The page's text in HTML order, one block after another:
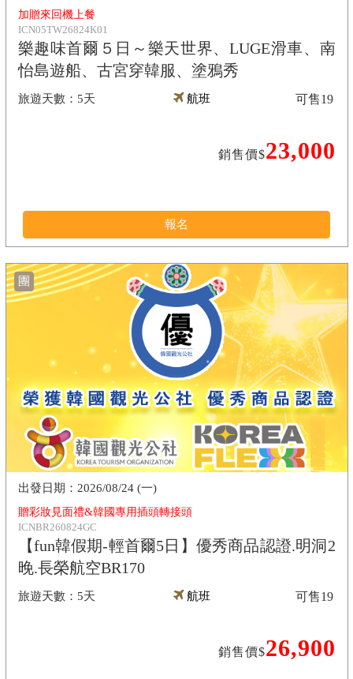
加贈來回機上餐
ICN05TW26824K01
樂趣味首爾５日～樂天世界、LUGE滑車、南
怡島遊船、古宮穿韓服、塗鴉秀
5天 航班
銷售價$23,000
可售19
報名
團
贈彩妝見面禮&韓國專用插頭轉接頭
ICNBR260824GC
【fun韓假期-輕首爾5日】優秀商品認證.明洞2
晚.長榮航空BR170
5天
2026/08/24 (一)
航班
銷售價$26,900
可售19